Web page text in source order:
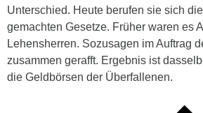
Unterschied. Heute berufen sie sich
gemachten Gesetze. Früher waren es
Lehensherren. Sozusagen im Auftrag
zusammen gerafft. Ergebnis ist
die Geldbörsen der Überfallenen.